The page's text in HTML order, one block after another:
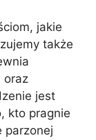
jakie
także
oraz
jest
kto pragnie
parzonej